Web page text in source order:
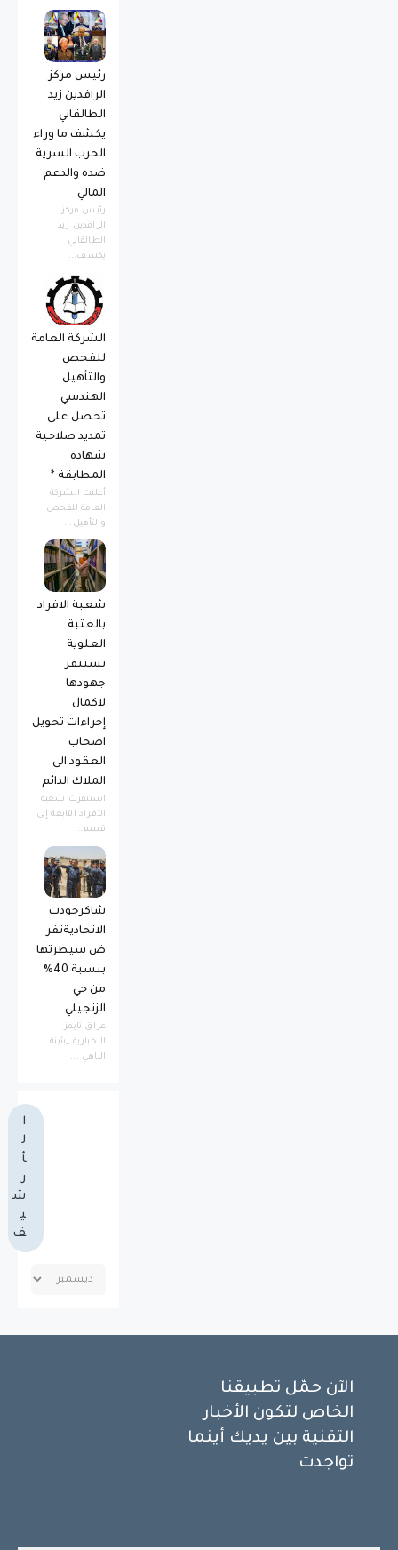
رئيس مركز
الرافدين زيد
الطالقاني
يكشف ما وراء
الحرب السرية
ضده والدعم
المالي
رئيس مركز
الرافدين زيد
الطالقاني
يكشف...
الشركة العامة
للفحص
والتأهيل
الهندسي
تحصل على
تمديد صلاحية
شهادة
المطابقة *
أعلنت الشركة
العامة للفحص
والتأهيل...
شعبة الافراد
بالعتبة
العلوية
تستنفر
جهودها
لاكمال
إجراءات تحويل
اصحاب
العقود الى
الملاك الدائم
استنفرت شعبة
الأفراد التابعة إلى
قسم...
شاكرجودت
الاتحاديةتفر
ض سيطرتها
بنسبة 40%
من حي
الزنجيلي
عراق تايمز
الاخبارية _بثينة
الناهي ...
ا
ل
أ
ر
ش
ي
ف
الآن حمّل تطبيقنا
الخاص لتكون الأخبار
التقنية بين يديك أينما
تواجدت